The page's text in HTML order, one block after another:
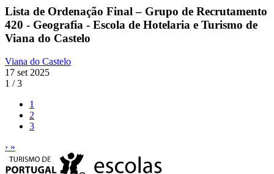
Lista de Ordenação Final – Grupo de Recrutamento
420 - Geografia - Escola de Hotelaria e Turismo de
Viana do Castelo
Viana do Castelo
17 set 2025
1 / 3
1
2
3
› »